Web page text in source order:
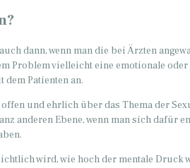
dann, wenn man die bei Ärzten
Problem vielleicht eine emotionale
dem Patienten an.
und ehrlich über das Thema der
anderen Ebene, wenn man sich dafür
wird, wie hoch der mentale